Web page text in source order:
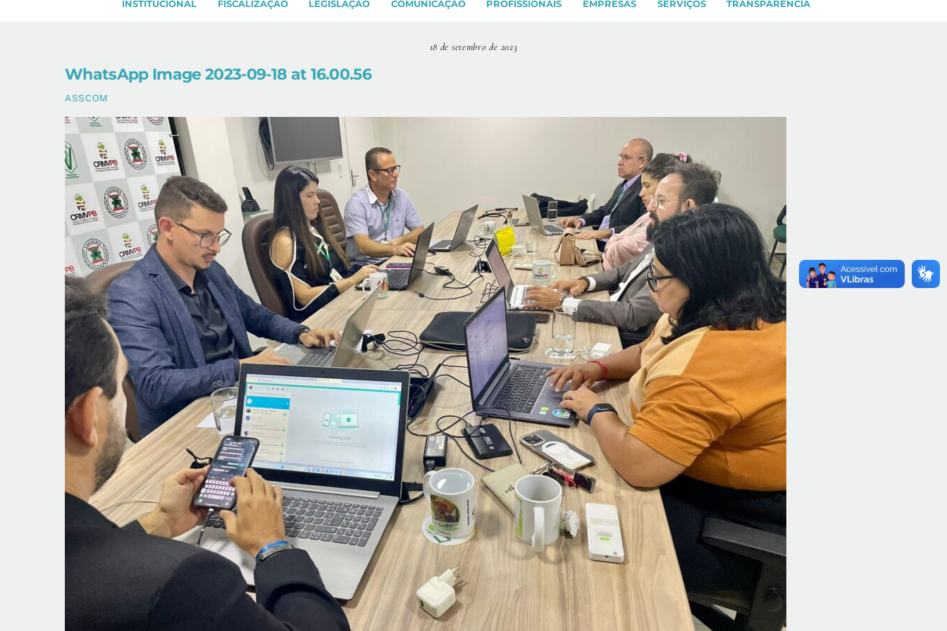
INSTITUCIONAL FISCALIZAÇÃO LEGISLAÇÃO COMUNICAÇÃO PROFISSIONAIS EMPRESAS SERVIÇOS TRANSPARÊNCIA
18 de setembro de 2023
WhatsApp Image 2023-09-18 at 16.00.56
ASSCOM